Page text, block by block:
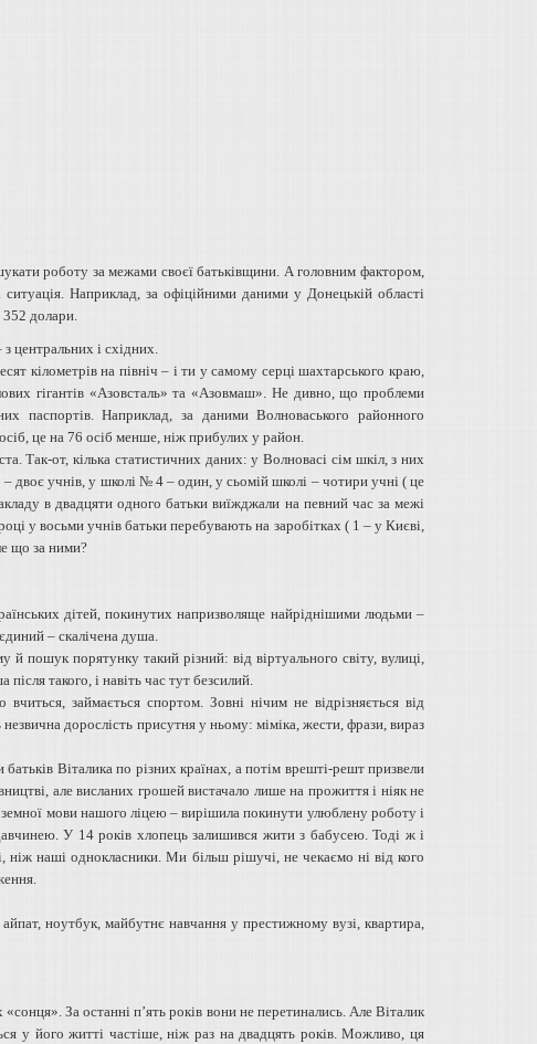
роботу за межами своєї батьківщини. А головним фактором,
Наприклад, за офіційними даними у Донецькій області
352 долари.
центральних і східних.
кілометрів на північ – і ти у самому серці шахтарського краю,
гігантів «Азовсталь» та «Азовмаш». Не дивно, що проблеми
паспортів. Наприклад, за даними Волноваського районного
це на 76 осіб менше, ніж прибулих у район.
Так-от, кілька статистичних даних: у Волновасі сім шкіл, з них
двоє учнів, у школі № 4 – один, у сьомій школі – чотири учні ( це
в двадцяти одного батьки виїжджали на певний час за межі
у восьми учнів батьки перебувають на заробітках ( 1 – у Києві,
що за ними?
дітей, покинутих напризволяще найріднішими людьми –
– скалічена душа.
пошук порятунку такий різний: від віртуального світу, вулиці,
такого, і навіть час тут безсилий.
займається спортом. Зовні нічим не відрізняється від
дорослість присутня у ньому: міміка, жести, фрази, вираз
Віталика по різних країнах, а потім врешті-решт призвели
але висланих грошей вистачало лише на прожиття і ніяк не
мови нашого ліцею – вирішила покинути улюблену роботу і
У 14 років хлопець залишився жити з бабусею. Тоді ж і
ніж наші однокласники. Ми більш рішучі, не чекаємо ні від кого
ноутбук, майбутнє навчання у престижному вузі, квартира,
За останні п’ять років вони не перетинались. Але Віталик
у його житті частіше, ніж раз на двадцять років. Можливо, ця